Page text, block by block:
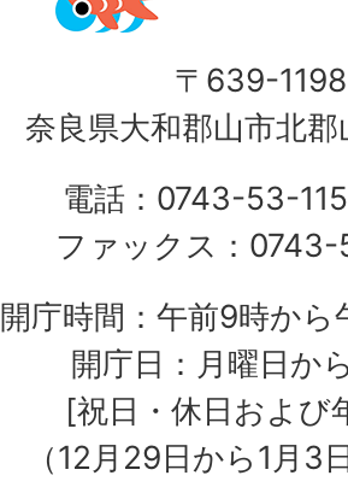
〒639-1198
奈良県大和郡山市北
電話：0743-53-
ファックス：
開庁時間：午前9時か
開庁日：月曜日か
[祝日・休日および
（12月29日から1月3